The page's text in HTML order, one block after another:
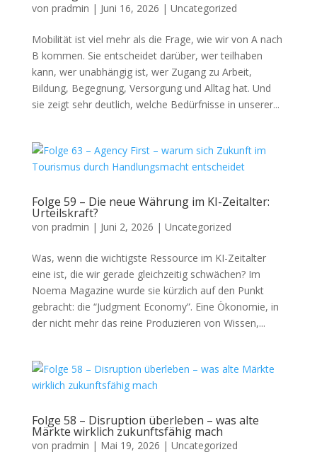
von pradmin | Juni 16, 2026 | Uncategorized
Mobilität ist viel mehr als die Frage, wie wir von A nach
B kommen. Sie entscheidet darüber, wer teilhaben
kann, wer unabhängig ist, wer Zugang zu Arbeit,
Bildung, Begegnung, Versorgung und Alltag hat. Und
sie zeigt sehr deutlich, welche Bedürfnisse in unserer...
Folge 59 – Die neue Währung im KI-Zeitalter:
Urteilskraft?
von pradmin | Juni 2, 2026 | Uncategorized
Was, wenn die wichtigste Ressource im KI-Zeitalter
eine ist, die wir gerade gleichzeitig schwächen? Im
Noema Magazine wurde sie kürzlich auf den Punkt
gebracht: die “Judgment Economy”. Eine Ökonomie, in
der nicht mehr das reine Produzieren von Wissen,...
Folge 58 – Disruption überleben – was alte
Märkte wirklich zukunftsfähig mach
von pradmin | Mai 19, 2026 | Uncategorized